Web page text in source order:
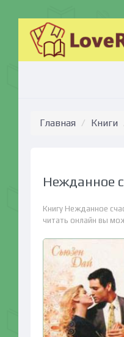
Главная Книги
Нежданное
Книгу Нежданное
читать онлайн вы